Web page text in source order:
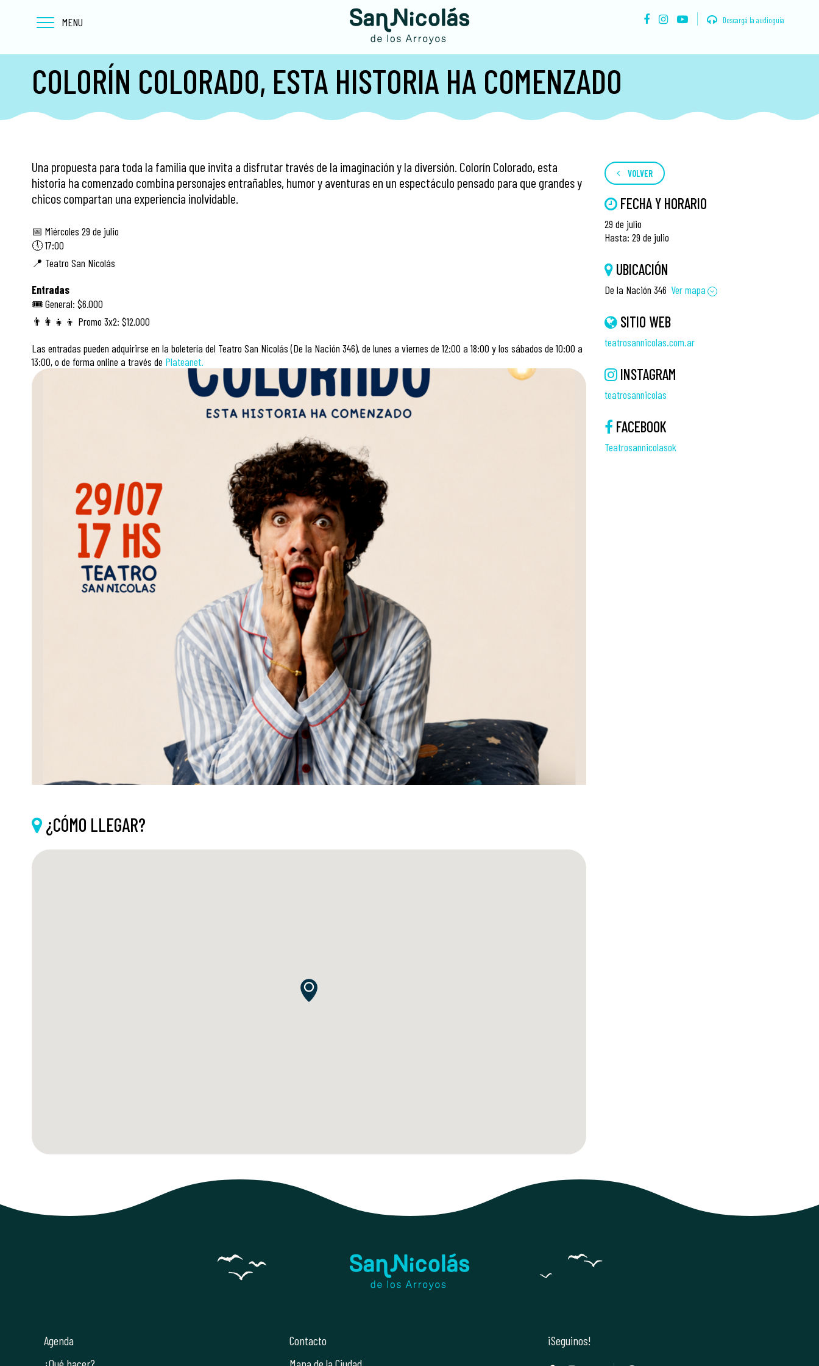
MENU Descargá la audioguía
COLORÍN COLORADO, ESTA HISTORIA HA COMENZADO
VOLVER
FECHA Y HORARIO
29 de julio
Hasta: 29 de julio
UBICACIÓN
De la Nación 346 Ver mapa
SITIO WEB
teatrosannicolas.com.ar
INSTAGRAM
teatrosannicolas
FACEBOOK
Teatrosannicolasok
Una propuesta para toda la familia que invita a disfrutar través de la imaginación y la diversión. Colorín Colorado, esta
historia ha comenzado combina personajes entrañables, humor y aventuras en un espectáculo pensado para que grandes y
chicos compartan una experiencia inolvidable.
📅 Miércoles 29 de julio
🕔 17:00
📍 Teatro San Nicolás
Entradas
🎟️ General: $6.000
👨‍👩‍👧‍👦 Promo 3x2: $12.000
Las entradas pueden adquirirse en la boletería del Teatro San Nicolás (De la Nación 346), de lunes a viernes de 12:00 a 18:00 y los sábados de 10:00 a
13:00, o de forma online a través de Plateanet.
¿CÓMO LLEGAR?
Agenda
Contacto
¡Seguinos!